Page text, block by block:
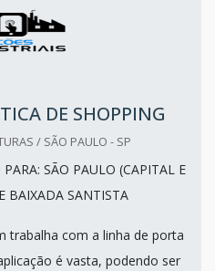
DE SHOPPING
/ SÃO PAULO - SP
SÃO PAULO (CAPITAL E
BAIXADA SANTISTA
trabalha com a linha de porta
é vasta, podendo ser